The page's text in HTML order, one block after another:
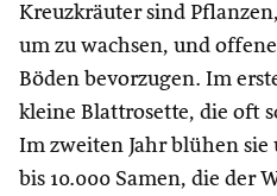
Kreuzkräuter sind
um zu wachsen, und
Böden bevorzugen. Im
kleine Blattrosette, die oft
Im zweiten Jahr blühen sie
bis 10.000 Samen, die der